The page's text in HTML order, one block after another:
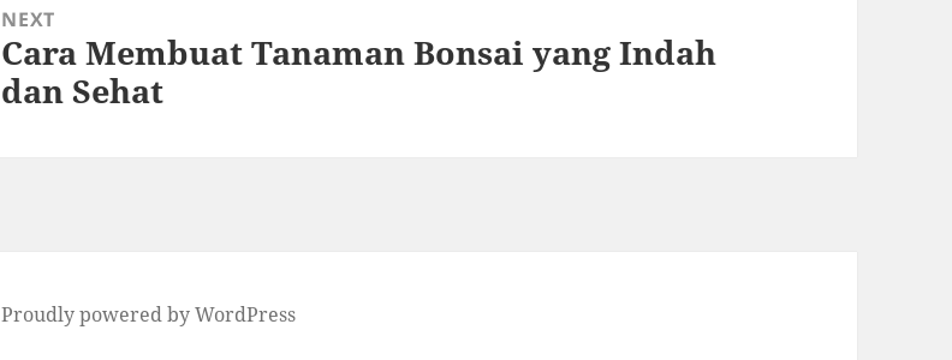
NEXT
Next
post:
Cara Membuat Tanaman Bonsai yang Indah
dan Sehat
Proudly powered by WordPress